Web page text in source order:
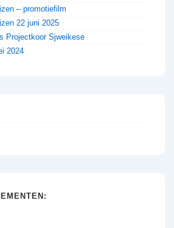
– promotiefilm
22 juni 2025
Projectkoor Sjweikese
2024